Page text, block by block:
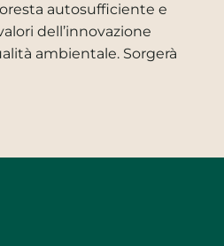
autosufficiente e
dell’innovazione
ambientale. Sorgerà